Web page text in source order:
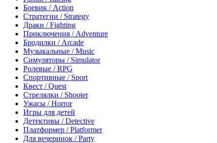
Боевик / Action
Стратегии / Strategy
Драки / Fighting
Приключения / Adventure
Бродилки / Arcade
Музыкальные / Music
Симуляторы / Simulator
Ролевые / RPG
Спортивные / Sport
Квест / Quest
Стрелялки / Shooter
Ужасы / Horror
Игры для детей
Детективы / Detective
Платформер / Platformer
Для вечеринок / Party